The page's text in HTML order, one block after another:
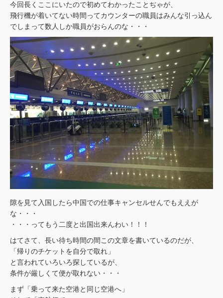
今回長くここにいたので初めてわかったことぢゃが、
飛行機が着いてない時間ってカウンターの職員はみんな引っ込ん
でしまって数人しか職員がおらんのな・・・
隙を見て入国したら中国での仕事キャンセルせんでもええが
な・・・
・・・ってもう二度と出国出来んわい！！！
はてさて、長い待ち時間の間この文章を書いているのだが、
「帰りのチケットを自分で取れ」
と言われていろいろ探しているが、
条件が厳しくて便が取れない・・・
まず「乗って来た空港と同じ空港へ」